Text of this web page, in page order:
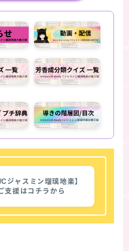
ジャスミン瑠璃地楽】
支援はコチラから